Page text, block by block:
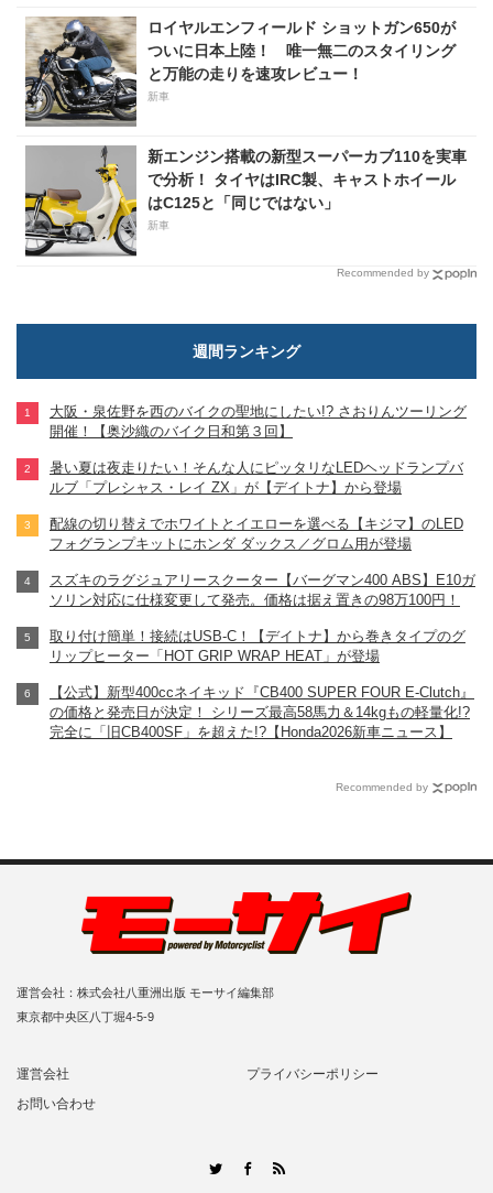
ロイヤルエンフィールド ショットガン650が
ついに日本上陸！ 唯一無二のスタイリング
と万能の走りを速攻レビュー！
新車
新エンジン搭載の新型スーパーカブ110を実車
で分析！ タイヤはIRC製、キャストホイール
はC125と「同じではない」
新車
Recommended by
週間ランキング
大阪・泉佐野を西のバイクの聖地にしたい!? さおりんツーリング
開催！【奥沙織のバイク日和第３回】
暑い夏は夜走りたい！そんな人にピッタリなLEDヘッドランプバ
ルブ「プレシャス・レイ ZX」が【デイトナ】から登場
配線の切り替えでホワイトとイエローを選べる【キジマ】のLED
フォグランプキットにホンダ ダックス／グロム用が登場
スズキのラグジュアリースクーター【バーグマン400 ABS】E10ガ
ソリン対応に仕様変更して発売。価格は据え置きの98万100円！
取り付け簡単！接続はUSB-C！【デイトナ】から巻きタイプのグ
リップヒーター「HOT GRIP WRAP HEAT」が登場
【公式】新型400ccネイキッド『CB400 SUPER FOUR E-Clutch』
の価格と発売日が決定！ シリーズ最高58馬力＆14kgもの軽量化!?
完全に「旧CB400SF」を超えた!?【Honda2026新車ニュース】
Recommended by
運営会社：株式会社八重洲出版 モーサイ編集部
東京都中央区八丁堀4-5-9
運営会社
プライバシーポリシー
お問い合わせ
TwitterFacebook